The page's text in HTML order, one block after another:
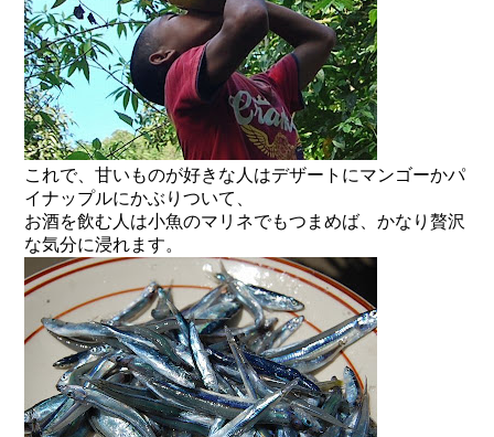
これで、甘いものが好きな人はデザートにマンゴーかパ
イナップルにかぶりついて、
お酒を飲む人は小魚のマリネでもつまめば、かなり贅沢
な気分に浸れます。